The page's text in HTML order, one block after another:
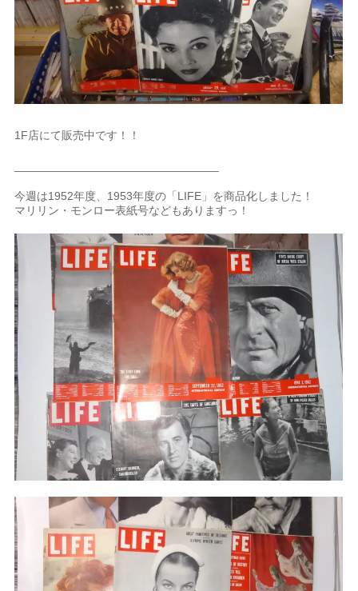
1F店にて販売中です！！
今週は1952年度、1953年度の「LIFE」を商品化しました！
マリリン・モンロー表紙号などもありますっ！